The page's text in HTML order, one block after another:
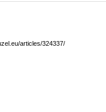
articles/324337/